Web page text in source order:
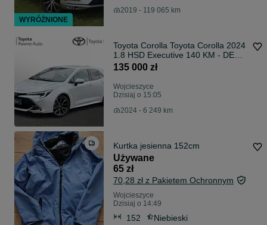
2019 - 119 065 km
Toyota Corolla Toyota Corolla 2024
1.8 HSD Executive 140 KM - DEMO
- pojazd Dealera
135 000 zł
Wojcieszyce
Dzisiaj o 15:05
2024 - 6 249 km
Kurtka jesienna 152cm
Używane
65 zł
70,28 zł z Pakietem Ochronnym
Wojcieszyce
Dzisiaj o 14:49
152 Niebieski
WYRÓŻNIONE